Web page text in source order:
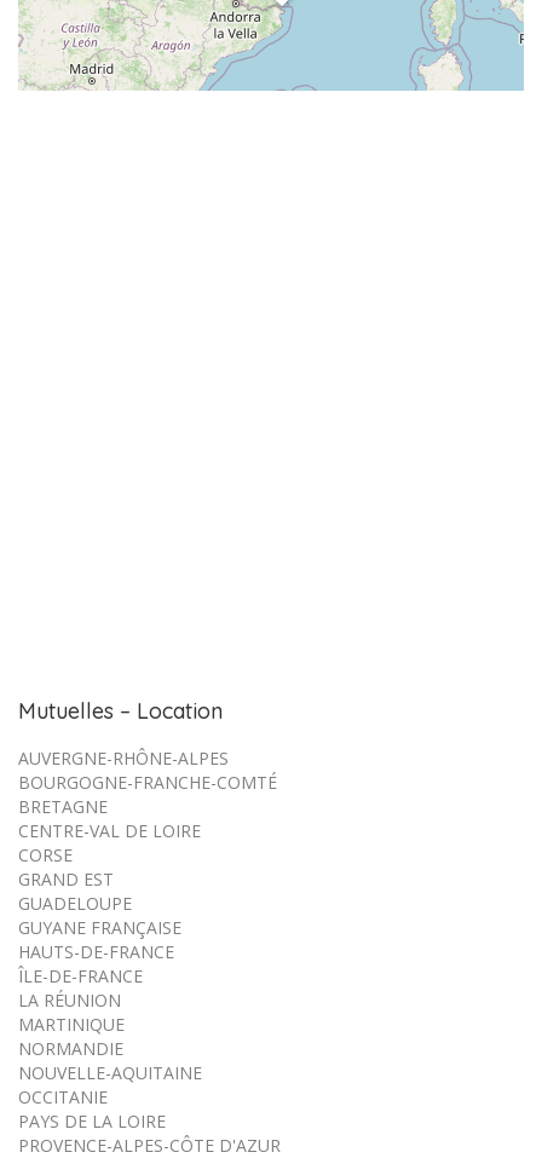
Mutuelles – Location
AUVERGNE-RHÔNE-ALPES
BOURGOGNE-FRANCHE-COMTÉ
BRETAGNE
CENTRE-VAL DE LOIRE
CORSE
GRAND EST
GUADELOUPE
GUYANE FRANÇAISE
HAUTS-DE-FRANCE
ÎLE-DE-FRANCE
LA RÉUNION
MARTINIQUE
NORMANDIE
NOUVELLE-AQUITAINE
OCCITANIE
PAYS DE LA LOIRE
PROVENCE-ALPES-CÔTE D'AZUR